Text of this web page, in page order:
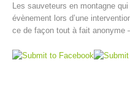
Les sauveteurs en montagne
évènement lors d’une
ce de façon tout à fait anonyme